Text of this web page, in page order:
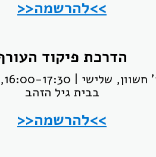
>>להרשמה<<
הדרכת פיקוד
בבית גיל הזהב
>>להרשמה<<